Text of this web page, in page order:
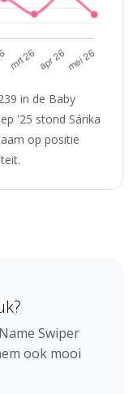
in de Baby
'25 stond Sárika
op positie
Swiper
ook mooi